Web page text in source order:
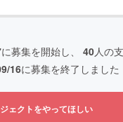
に募集を開始し、 40人の
16に募集を終了しました
ェクトをやってほしい